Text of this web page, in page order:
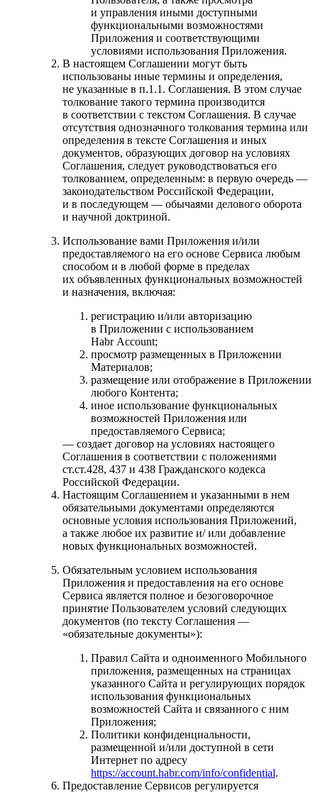
и управления иными доступными
функциональными возможностями
Приложения и соответствующими
условиями использования Приложения.
В настоящем Соглашении могут быть
использованы иные термины и определения,
не указанные в п.1.1. Соглашения. В этом случае
толкование такого термина производится
в соответствии с текстом Соглашения. В случае
отсутствия однозначного толкования термина или
определения в тексте Соглашения и иных
документов, образующих договор на условиях
Соглашения, следует руководствоваться его
толкованием, определенным: в первую очередь —
законодательством Российской Федерации,
и в последующем — обычаями делового оборота
и научной доктриной.
Использование вами Приложения и/или
предоставляемого на его основе Сервиса любым
способом и в любой форме в пределах
их объявленных функциональных возможностей
и назначения, включая:
регистрацию и/или авторизацию
в Приложении с использованием
Habr Account;
просмотр размещенных в Приложении
Материалов;
размещение или отображение в Приложении
любого Контента;
иное использование функциональных
возможностей Приложения или
предоставляемого Сервиса;
— создает договор на условиях настоящего
Соглашения в соответствии с положениями
ст.ст.428, 437 и 438 Гражданского кодекса
Российской Федерации.
Настоящим Соглашением и указанными в нем
обязательными документами определяются
основные условия использования Приложений,
а также любое их развитие и/ или добавление
новых функциональных возможностей.
Обязательным условием использования
Приложения и предоставления на его основе
Сервиса является полное и безоговорочное
принятие Пользователем условий следующих
документов (по тексту Соглашения —
«обязательные документы»):
Правил Сайта и одноименного Мобильного
приложения, размещенных на страницах
указанного Сайта и регулирующих порядок
использования функциональных
возможностей Сайта и связанного с ним
Приложения;
Политики конфиденциальности,
размещенной и/или доступной в сети
Интернет по адресу
https://account.habr.com/info/confidential.
Предоставление Сервисов регулируется